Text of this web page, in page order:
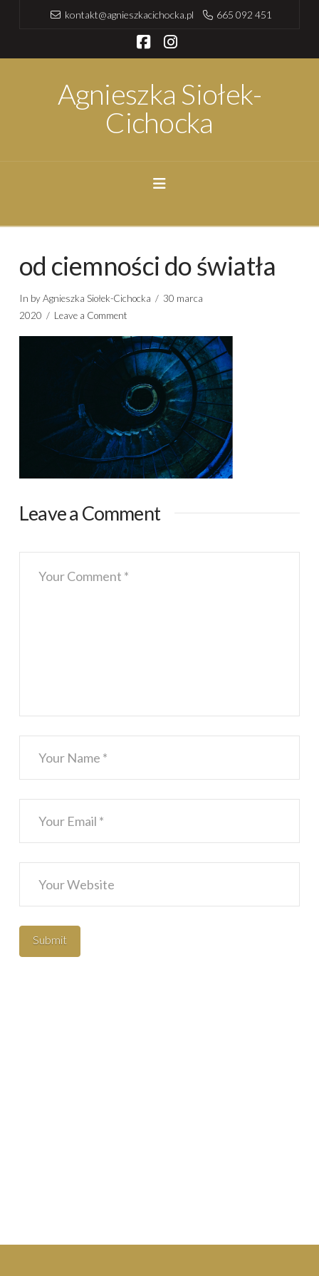
kontakt@agnieszkacichocka.pl 665 092 451
Facebook
Instagram
Agnieszka Siołek-
Cichocka
Navigation
od ciemności do światła
In by Agnieszka Siołek-Cichocka
30 marca
2020
Leave a Comment
Leave a Comment